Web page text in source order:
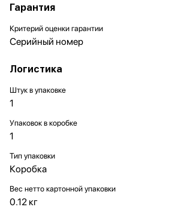
Гарантия
Критерий оценки гарантии
Серийный номер
Логистика
Штук в упаковке
1
Упаковок в коробке
1
Тип упаковки
Коробка
Вес нетто картонной упаковки
0.12 кг